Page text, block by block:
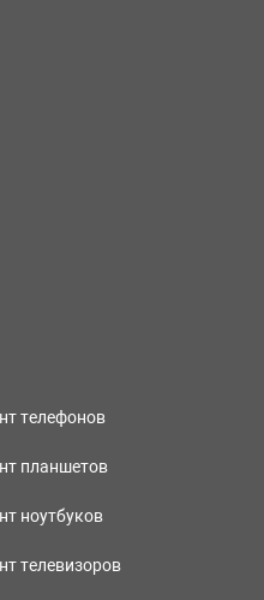
телефонов
планшетов
ноутбуков
телевизоров